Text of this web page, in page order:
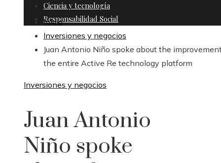
Ciencia y tecnología
Responsabilidad Social
Inicio
Inversiones y negocios
Juan Antonio Niño spoke about the
the entire Active Re technology platform
Inversiones y negocios
Juan Antonio
Niño spoke